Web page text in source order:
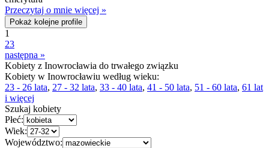
Przeczytaj o mnie więcej »
Pokaż kolejne profile
1
23
następna »
Kobiety z Inowrocławia do trwałego związku
Kobiety w Inowrocławiu według wieku:
23 - 26 lata, 27 - 32 lata, 33 - 40 lata, 41 - 50 lata, 51 - 60 lata, 61 lat
i więcej
Szukaj kobiety
Płeć:
Wiek:
Województwo: